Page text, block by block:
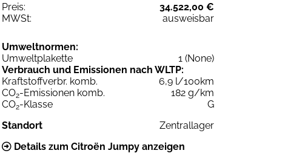
Preis:
34.522,00 €
MWSt:
ausweisbar
Umweltnormen:
Umweltplakette
1 (None)
Verbrauch und Emissionen nach WLTP:
Kraftstoffverbr. komb.
6,9 l/100km
CO2-Emissionen komb.
182 g/km
CO2-Klasse
G
Standort
Zentrallager
Details zum Citroën Jumpy anzeigen